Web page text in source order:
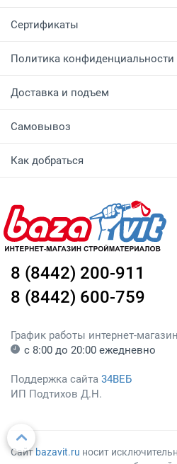
Сертификаты
Политика конфиденциальности
Доставка и подъем
Самовывоз
Как добраться
8 (8442) 200-911
8 (8442) 600-759
График работы интернет-
с 8:00 до 20:00 ежедневно
Поддержка сайта 34ВЕБ
ИП Подтихов Д.Н.
Сайт bazavit.ru носит